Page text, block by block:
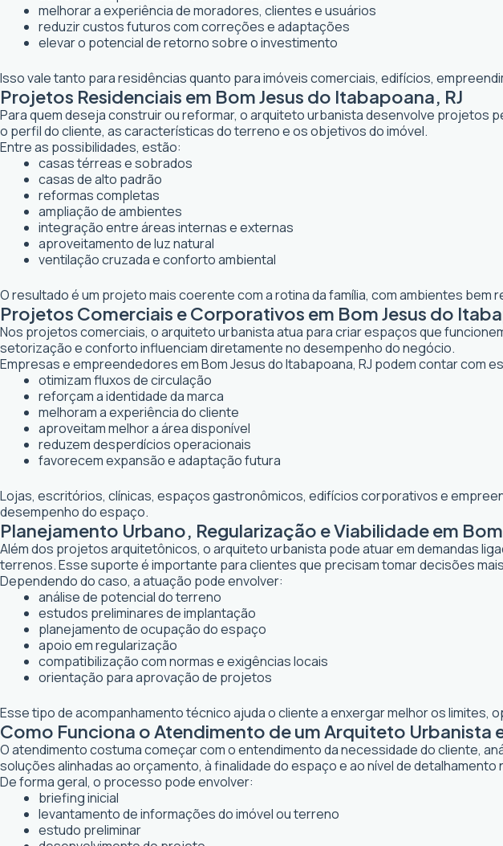
melhorar a experiência de moradores, clientes e usuários
reduzir custos futuros com correções e adaptações
elevar o potencial de retorno sobre o investimento
Isso vale tanto para residências quanto para imóveis comerciais, edifícios,
Projetos Residenciais em Bom Jesus do Itabapoana, RJ
Para quem deseja construir ou reformar, o arquiteto urbanista desenvolve projetos
o perfil do cliente, as características do terreno e os objetivos do imóvel.
Entre as possibilidades, estão:
casas térreas e sobrados
casas de alto padrão
reformas completas
ampliação de ambientes
integração entre áreas internas e externas
aproveitamento de luz natural
ventilação cruzada e conforto ambiental
O resultado é um projeto mais coerente com a rotina da família, com ambientes
Projetos Comerciais e Corporativos em Bom Jesus do
Nos projetos comerciais, o arquiteto urbanista atua para criar espaços que
setorização e conforto influenciam diretamente no desempenho do negócio.
Empresas e empreendedores em Bom Jesus do Itabapoana, RJ podem contar com
otimizam fluxos de circulação
reforçam a identidade da marca
melhoram a experiência do cliente
aproveitam melhor a área disponível
reduzem desperdícios operacionais
favorecem expansão e adaptação futura
Lojas, escritórios, clínicas, espaços gastronômicos, edifícios corporativos e
desempenho do espaço.
Planejamento Urbano, Regularização e Viabilidade em
Além dos projetos arquitetônicos, o arquiteto urbanista pode atuar em demandas
terrenos. Esse suporte é importante para clientes que precisam tomar decisões
Dependendo do caso, a atuação pode envolver:
análise de potencial do terreno
estudos preliminares de implantação
planejamento de ocupação do espaço
apoio em regularização
compatibilização com normas e exigências locais
orientação para aprovação de projetos
Esse tipo de acompanhamento técnico ajuda o cliente a enxergar melhor os limites,
Como Funciona o Atendimento de um Arquiteto Urbanista
O atendimento costuma começar com o entendimento da necessidade do cliente,
soluções alinhadas ao orçamento, à finalidade do espaço e ao nível de detalhamento
De forma geral, o processo pode envolver:
briefing inicial
levantamento de informações do imóvel ou terreno
estudo preliminar